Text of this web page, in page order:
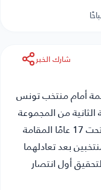
شارك الخبر
أمام منتخب تونس
من المجموعة
الأولى في بطولة كأس الأمم الأفريقية تحت 17 عامًا المقامة
بعد تعادلهما
أول انتصار